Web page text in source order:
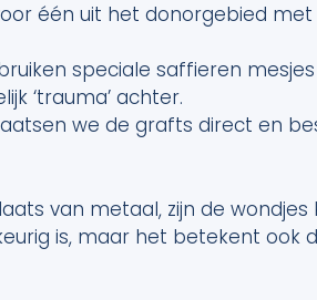
één uit het donorgebied met
speciale saffieren
‘trauma’ achter.
we de grafts direct en
van metaal, zijn de wondjes
is, maar het betekent ook